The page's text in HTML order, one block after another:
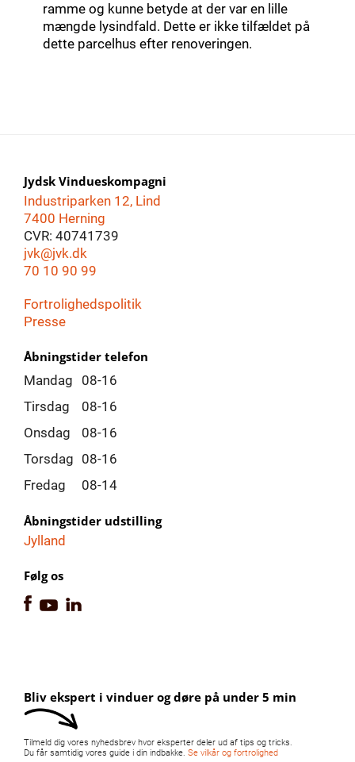
ramme og kunne betyde at der var en lille
mængde lysindfald. Dette er ikke tilfældet på
dette parcelhus efter renoveringen.
Jydsk Vindueskompagni
Industriparken 12, Lind
7400 Herning
CVR: 40741739
jvk@jvk.dk
70 10 90 99
Fortrolighedspolitik
Presse
Åbningstider telefon
Mandag
08-16
Tirsdag
08-16
Onsdag
08-16
Torsdag 08-16
Fredag
08-14
Åbningstider udstilling
Jylland
Følg os
Bliv ekspert i vinduer og døre på under 5 min
Tilmeld dig vores nyhedsbrev hvor eksperter deler ud af tips og tricks.
Du får samtidig vores guide i din indbakke. Se vilkår og fortrolighed